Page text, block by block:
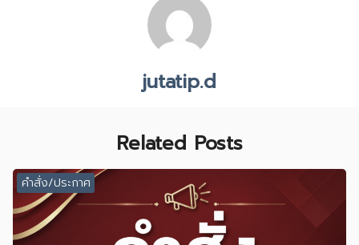
jutatip.d
Related Posts
คำสั่ง/ประกาศ